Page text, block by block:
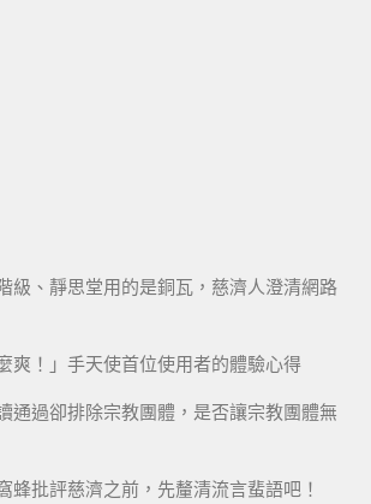
級、靜思堂用的是銅瓦，慈濟人澄清網路
爽！」手天使首位使用者的體驗心得
通過卻排除宗教團體，是否讓宗教團體無
蜂批評慈濟之前，先釐清流言蜚語吧！